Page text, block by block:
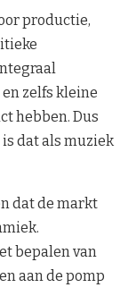
productie,
zelfs kleine
hebben. Dus
dat als muziek
dat de markt
bepalen van
aan de pomp